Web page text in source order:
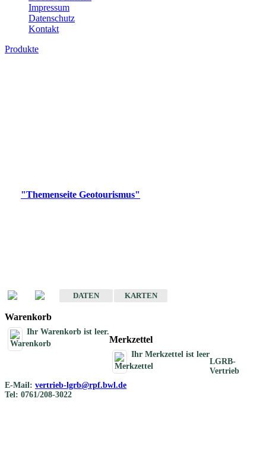
Impressum
Datenschutz
Kontakt
Produkte
"Themenseite Geotourismus"
DATEN
KARTEN
Warenkorb
Ihr Warenkorb ist leer.
Merkzettel
Ihr Merkzettel ist leer
LGRB-
Vertrieb
E-Mail: vertrieb-lgrb@rpf.bwl.de
Tel: 0761/208-3022